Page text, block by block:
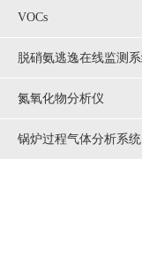
VOCs
脱硝氨逃逸在线监测
氮氧化物分析仪
锅炉过程气体分析系统